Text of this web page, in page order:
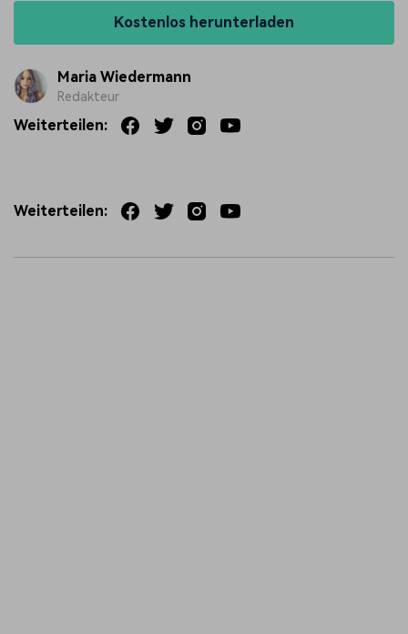
Kostenlos herunterladen
Maria Wiedermann
Redakteur
Weiterteilen:
Weiterteilen: